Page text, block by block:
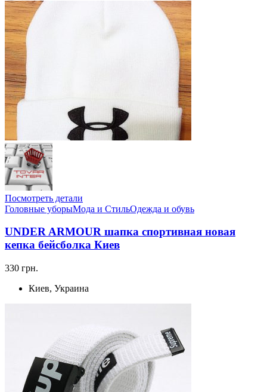
Посмотреть детали
Головные уборыМода и СтильОдежда и обувь
UNDER ARMOUR шапка спортивная новая
кепка бейсболка Киев
330 грн.
Киев, Украина